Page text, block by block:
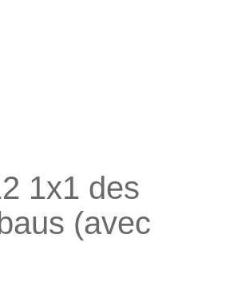
1x1 des
(avec